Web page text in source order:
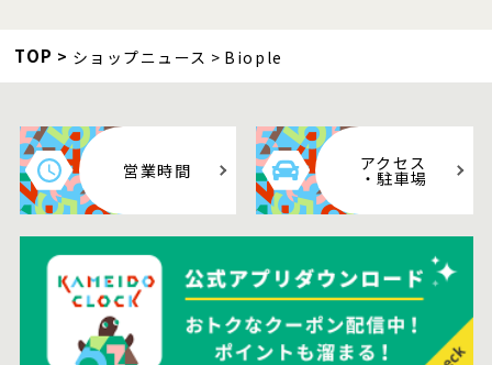
TOP ショップニュース Biople
営業時間 アクセス
・駐車場